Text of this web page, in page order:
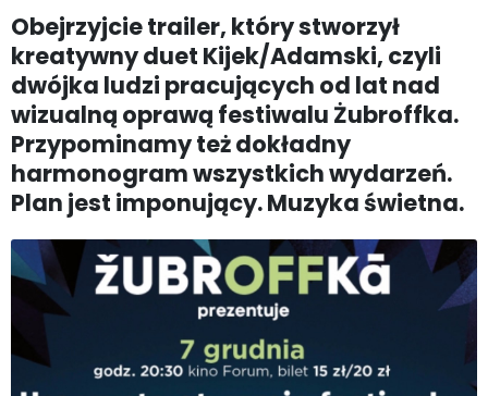
Obejrzyjcie trailer, który stworzył
kreatywny duet Kijek/Adamski, czyli
dwójka ludzi pracujących od lat nad
wizualną oprawą festiwalu Żubroffka.
Przypominamy też dokładny
harmonogram wszystkich wydarzeń.
Plan jest imponujący. Muzyka świetna.